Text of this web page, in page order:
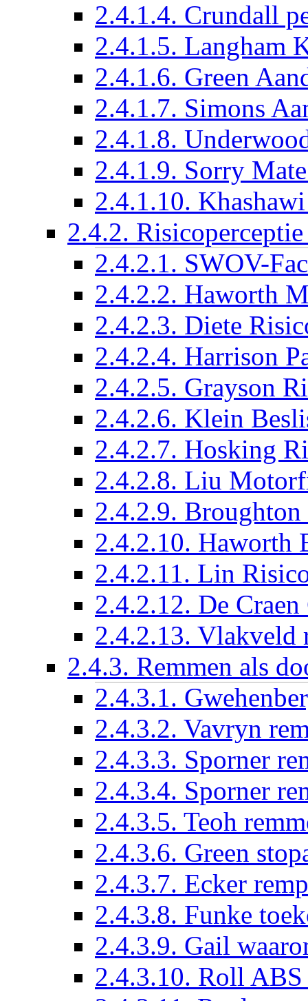
2.4.1.4. Crundall
2.4.1.5. Langham
2.4.1.6. Green
2.4.1.7. Simons
2.4.1.8.
2.4.1.9. Sorry
2.4.1.10.
2.4.2.
2.4.2.1. SWOV-
2.4.2.2. Haworth
2.4.2.3. Diete
2.4.2.4. Harrison
2.4.2.5. Grayson
2.4.2.6. Klein
2.4.2.7. Hosking
2.4.2.8. Liu
2.4.2.9.
2.4.2.10. Haworth
2.4.2.11. Lin
2.4.2.12. De
2.4.2.13. Vlakveld
2.4.3. Remmen als
2.4.3.1.
2.4.3.2. Vavryn
2.4.3.3. Sporner
2.4.3.4. Sporner
2.4.3.5. Teoh
2.4.3.6. Green
2.4.3.7. Ecker
2.4.3.8. Funke
2.4.3.9. Gail
2.4.3.10. Roll ABS